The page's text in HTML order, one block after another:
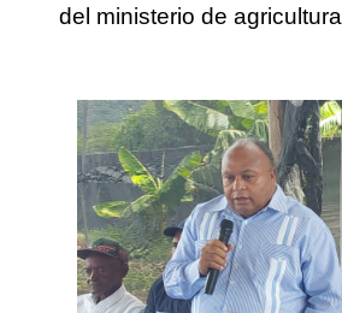
del ministerio de agricultura